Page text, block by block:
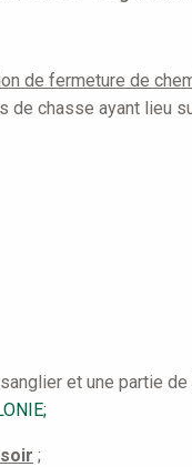
de fermeture de
de chasse ayant lieu
et une partie de
;